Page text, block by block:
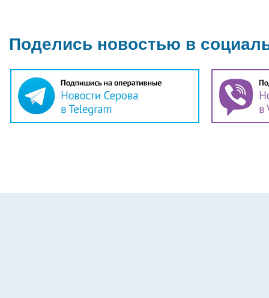
Поделись новостью в